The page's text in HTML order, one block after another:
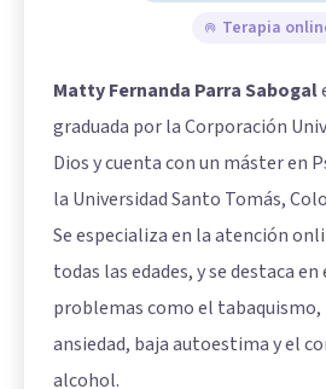
Terapia
Matty Fernanda Parra Sabogal
graduada por la Corporación
Dios y cuenta con un máster en
la Universidad Santo Tomás,
Se especializa en la atención
todas las edades, y se destaca
problemas como el
ansiedad, baja autoestima y el
alcohol.